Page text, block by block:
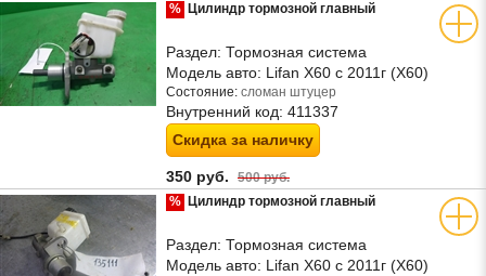
% Цилиндр тормозной главный
Раздел: Тормозная система
Модель авто: Lifan X60 с 2011г (Х60)
Состояние: сломан штуцер
Внутренний код: 411337
Скидка за наличку
350 руб. 500 руб.
% Цилиндр тормозной главный
Раздел: Тормозная система
Модель авто: Lifan X60 с 2011г (Х60)